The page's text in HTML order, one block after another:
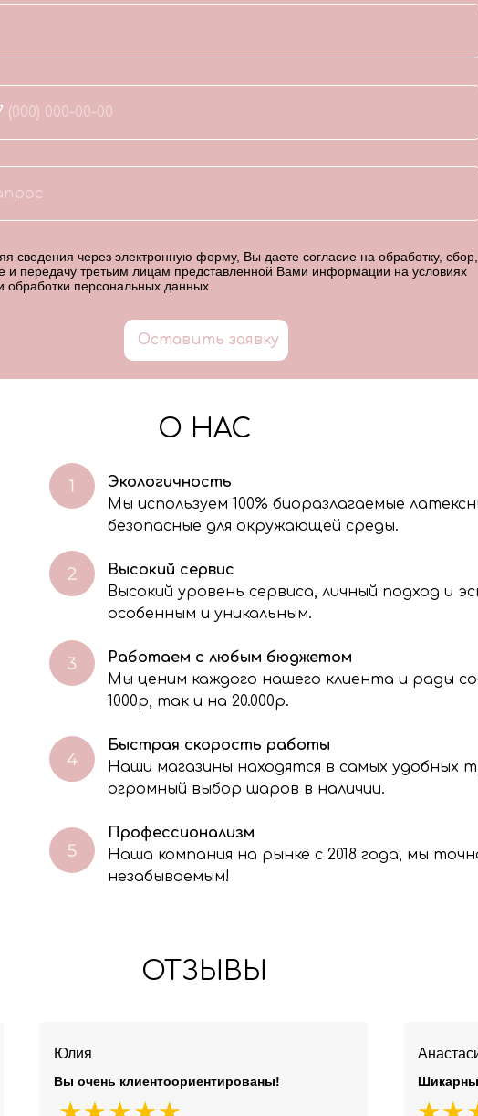
сведения через электронную форму, Вы даете согласие на обработку, сбор,
и передачу третьим лицам представленной Вами информации на условиях
обработки персональных данных.
Оставить заявку
электронную форму, Вы даете согласие на обработку, сбор, хранение и
Вами информации на условиях Политики обработки персональных
О НАС
Экологичность
Мы используем 100% биоразлагаемые
безопасные для окружающей среды.
Высокий сервис
Высокий уровень сервиса, личный подход и
особенным и уникальным.
Работаем с любым бюджетом
Мы ценим каждого нашего клиента и рады
1000р, так и на 20.000р.
Быстрая скорость работы
Наши магазины находятся в самых удобных
огромный выбор шаров в наличии.
Профессионализм
Наша компания на рынке с 2018 года, мы
незабываемым!
ОТЗЫВЫ
Юлия
Вы очень клиентоориентированы!